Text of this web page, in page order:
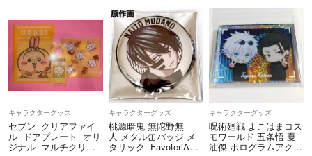
キャラクターグッズ
セブン クリアファイ
ル ドアプレート オリ
ジナル マルチクリー
キャラクターグッズ
桃源暗鬼 無陀野無
人 メタル缶バッジ メ
タリック FavoteriAフ
キャラクターグッズ
呪術廻戦 よこはまコス
モワールド 五条悟 夏
油傑 ホログラムアクリ